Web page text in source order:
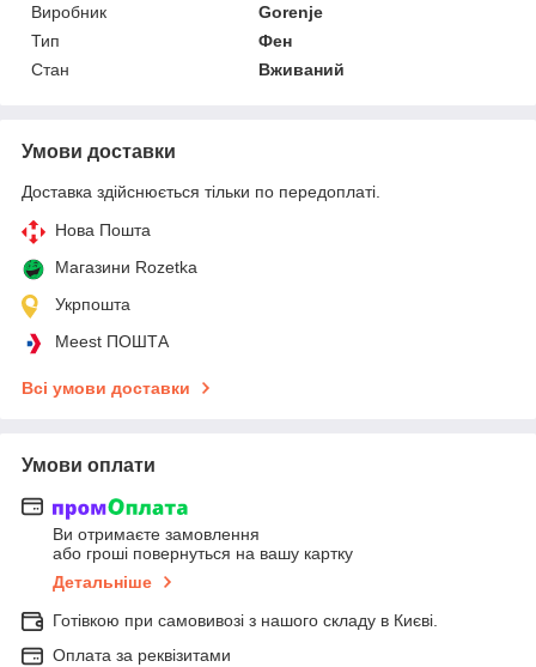
Виробник
Gorenje
Тип
Фен
Стан
Вживаний
Умови доставки
Доставка здійснюється тільки по передоплаті.
Нова Пошта
Магазини Rozetka
Укрпошта
Meest ПОШТА
Всі умови доставки
Умови оплати
Ви отримаєте замовлення
або гроші повернуться на вашу картку
Детальніше
Готівкою при самовивозі з нашого складу в Києві.
Оплата за реквізитами